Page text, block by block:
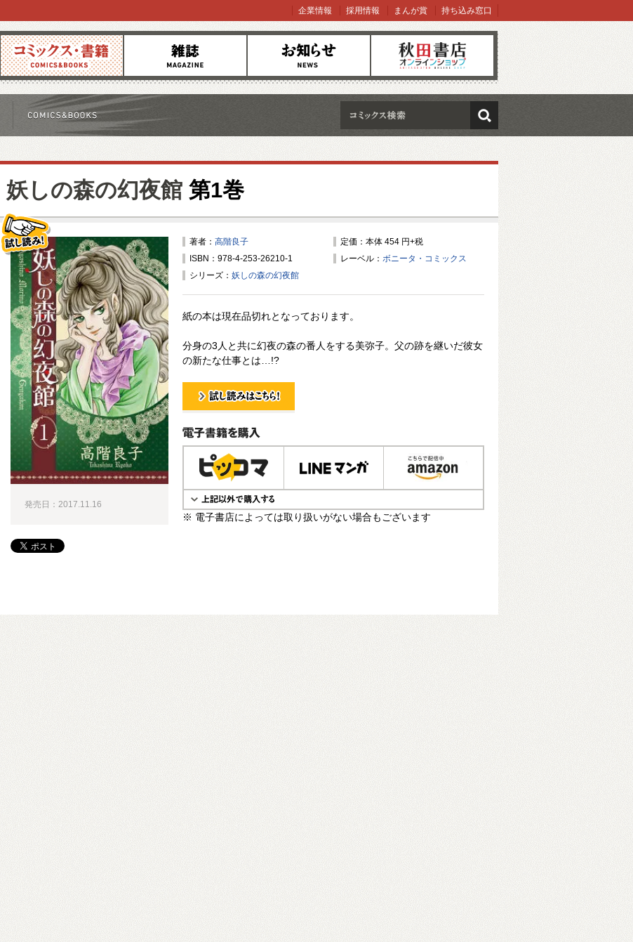
コミックス 雑誌 お知らせ オンラインショップ
企業情報 採用情報 まんが賞 持ち込み窓口
検索
妖しの森の幻夜館 第1巻
著者： 高階良子
定価：本体 454 円+税
ISBN：978-4-253-26210-1
レーベル： ボニータ・コミックス
シリーズ： 妖しの森の幻夜館
紙の本は現在品切れとなっております。
分身の3人と共に幻夜の森の番人をする美弥子。父の跡を継いだ彼女
の新たな仕事とは…!?
試し読み！
電子書籍で購入
※ 電子書店によっては取り扱いがない場合もございます
発売日：2017.11.16